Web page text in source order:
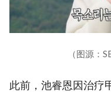
（图源：
此前，池睿恩因治疗